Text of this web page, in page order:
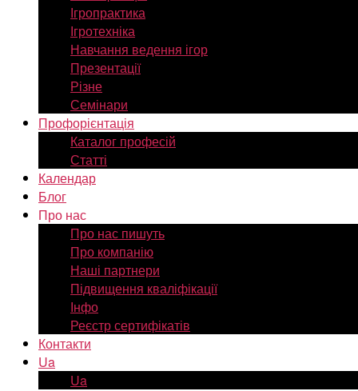
Ігропрактика
Ігротехніка
Навчання ведення ігор
Презентації
Різне
Семінари
Профорієнтація
Каталог професій
Статті
Календар
Блог
Про нас
Про нас пишуть
Про компанію
Наші партнери
Підвищення кваліфікації
Інфо
Реєстр сертифікатів
Контакти
Ua
Ua